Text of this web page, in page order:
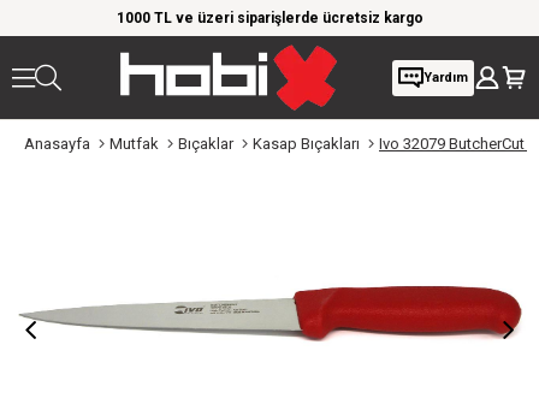
1000 TL ve üzeri siparişlerde ücretsiz kargo
Yardım
Anasayfa Mutfak Bıçaklar Kasap Bıçakları Ivo 32079 ButcherCut